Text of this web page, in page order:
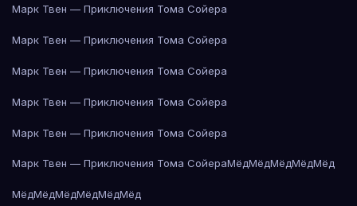
Марк Твен — Приключения Тома Сойера
Марк Твен — Приключения Тома Сойера
Марк Твен — Приключения Тома Сойера
Марк Твен — Приключения Тома Сойера
Марк Твен — Приключения Тома Сойера
Марк Твен — Приключения Тома СойераМёдМёдМёдМёдМёд
МёдМёдМёдМёдМёдМёд